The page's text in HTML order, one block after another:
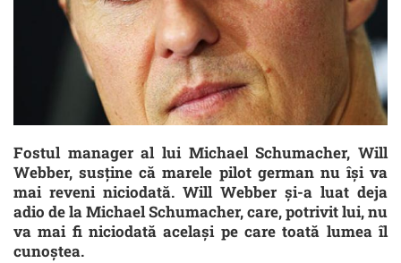
Fostul manager al lui Michael Schumacher, Will
Webber, susţine că marele pilot german nu îşi va
mai reveni niciodată. Will Webber şi-a luat deja
adio de la Michael Schumacher, care, potrivit lui, nu
va mai fi niciodată acelaşi pe care toată lumea îl
cunoştea.